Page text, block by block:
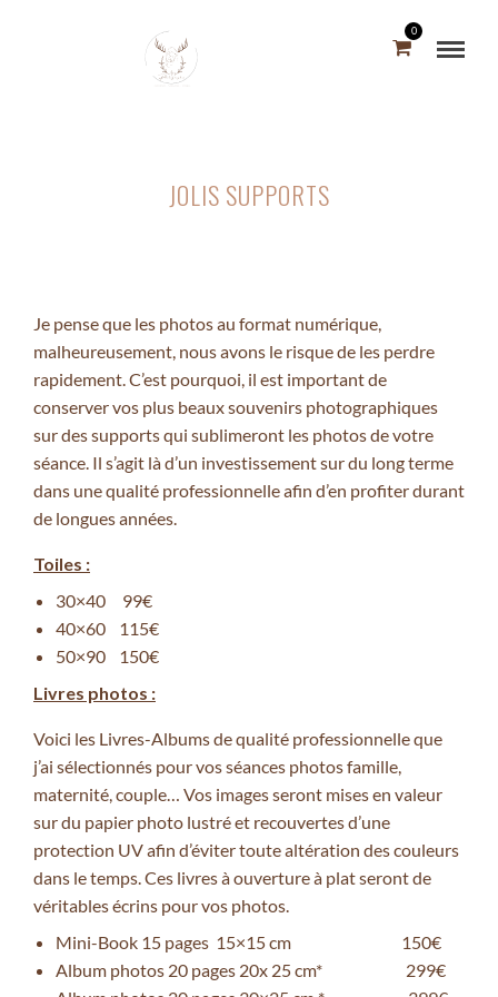
0
JOLIS SUPPORTS
Je pense que les photos au format numérique,
malheureusement, nous avons le risque de les perdre
rapidement. C’est pourquoi, il est important de
conserver vos plus beaux souvenirs photographiques
sur des supports qui sublimeront les photos de votre
séance. Il s’agit là d’un investissement sur du long terme
dans une qualité professionnelle afin d’en profiter durant
de longues années.
Toiles :
30×40 99€
40×60 115€
50×90 150€
Livres photos :
Voici les Livres-Albums de qualité professionnelle que
j’ai sélectionnés pour vos séances photos famille,
maternité, couple… Vos images seront mises en valeur
sur du papier photo lustré et recouvertes d’une
protection UV afin d’éviter toute altération des couleurs
dans le temps. Ces livres à ouverture à plat seront de
véritables écrins pour vos photos.
Mini-Book 15 pages 15×15 cm 150€
Album photos 20 pages 20x 25 cm* 299€